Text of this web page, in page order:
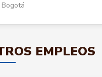
Bogotá
EMPLEOS